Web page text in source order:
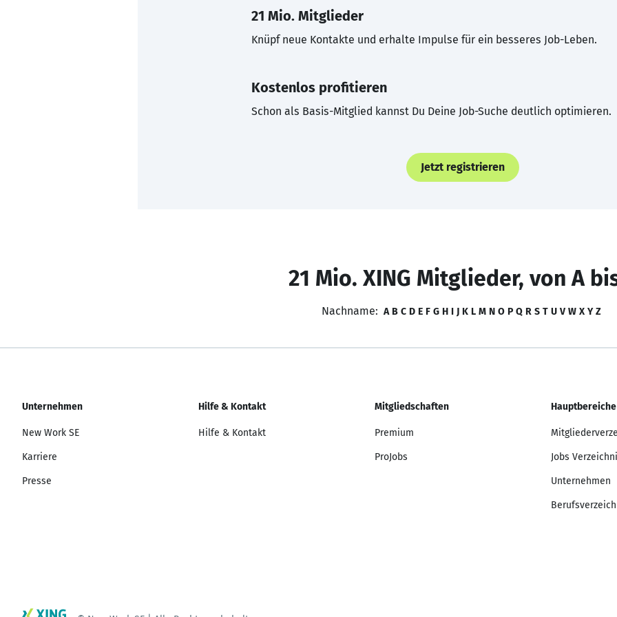
21 Mio. Mitglieder
Knüpf neue Kontakte und erhalte Impulse für ein besseres Job-Leben.
Kostenlos profitieren
Schon als Basis-Mitglied kannst Du Deine Job-Suche deutlich optimieren.
Jetzt registrieren
21 Mio. XING Mitglieder, von A
Nachname: A B C D E F G H I J K L M N O P Q R S T U V W X Y Z
Unternehmen
New Work SE
Karriere
Presse
Hilfe & Kontakt
Hilfe & Kontakt
Mitgliedschaften
Premium
ProJobs
Hauptbereiche
Jobs
Unternehmen